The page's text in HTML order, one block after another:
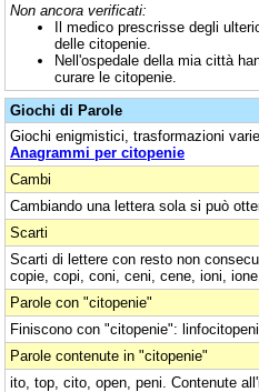
Non ancora verificati:
Il medico prescrisse degli
delle citopenie.
Nell'ospedale della mia città
curare le citopenie.
Giochi di Parole
Giochi enigmistici, trasformazioni
Anagrammi per citopenie
Cambi
Cambiando una lettera sola si può
Scarti
Scarti di lettere con resto non
copie, copi, coni, ceni, cene, ioni,
Parole con "citopenie"
Finiscono con "citopenie":
Parole contenute in "citopenie"
ito, top, cito, open, peni. Contenute